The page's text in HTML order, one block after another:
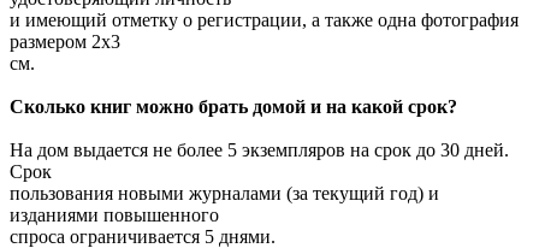
и имеющий отметку о регистрации, а также одна фотография
размером 2х3
см.
Сколько книг можно брать домой и на какой срок?
На дом выдается не более 5 экземпляров на срок до 30 дней.
Срок
пользования новыми журналами (за текущий год) и
изданиями повышенного
спроса ограничивается 5 днями.